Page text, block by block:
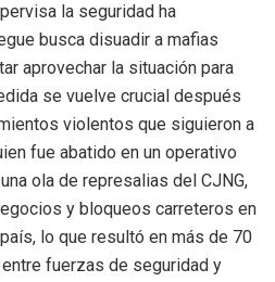
la seguridad ha
busca disuadir a mafias
aprovechar la situación para
se vuelve crucial después
violentos que siguieron a
fue abatido en un operativo
ola de represalias del CJNG,
y bloqueos carreteros en
lo que resultó en más de 70
fuerzas de seguridad y